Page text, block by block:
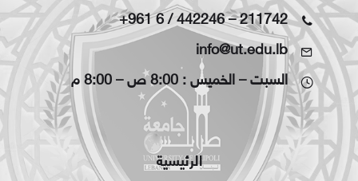
+961 6 / 442246–211742
info@ut.edu.lb
السبت – الخميس : 8:00 ص – 8:00 م
الرئيسية